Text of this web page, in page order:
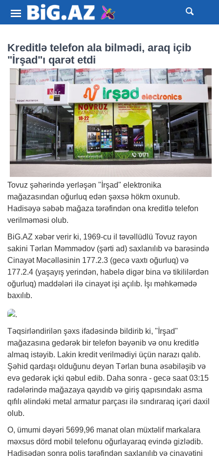
Kreditlə telefon ala bilmədi, araq içib
"İrşad"ı qarət etdi
Tovuz şəhərində yerləşən "İrşad" elektronika
mağazasından oğurluq edən şəxsə hökm oxunub.
Hadisəyə səbəb mağaza tərəfindən ona kreditlə telefon
verilməməsi olub.
BiG.AZ xəbər verir ki, 1969-cu il təvəllüdlü Tovuz rayon
sakini Tərlan Məmmədov (şərti ad) saxlanılıb və barəsində
Cinayət Məcəlləsinin 177.2.3 (gecə vaxtı oğurluq) və
177.2.4 (yaşayış yerindən, habelə digər bina və tikililərdən
oğurluq) maddələri ilə cinayət işi açılıb. İşı məhkəmədə
baxılıb.
Təqsirləndirilən şəxs ifadəsində bildirib ki, "İrşad"
mağazasına gedərək bir telefon bəyənib və onu kreditlə
almaq istəyib. Lakin kredit verilmədiyi üçün narazı qalıb.
Şəhid qardaşı olduğunu deyən Tərlan buna əsəbiləşib və
evə gedərək içki qəbul edib. Daha sonra - gecə saat 03:15
radələrində mağazaya qayıdıb və giriş qapısındakı asma
qıfılı əlindəki metal armatur parçası ilə sındıraraq içəri daxil
olub.
O, ümumi dəyəri 5699,96 manat olan müxtəlif markalara
məxsus dörd mobil telefonu oğurlayaraq evində gizlədib.
Hadisədən sonra polis tərəfindən saxlanılıb və cinayətini